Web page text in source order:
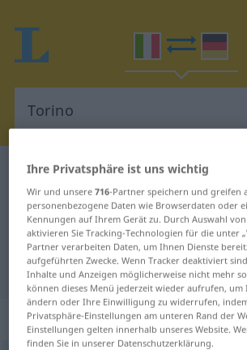
Italienisch-Deutsch Wörterbuch
Italienisch-Deutsch
für "Torino"
"Torino" Deutsch
„Torino“: femminile
Ihre Privatsphäre ist uns wichtig
Wir und unsere716-Partner speichern und greifen
personenbezogene Daten wie Browserdaten oder
Kennungen auf Ihrem Gerät zu. Durch Auswahl
aktivieren Sie Tracking-Technologien für die unter
Partner verarbeiten Daten, um Ihnen Dienste
aufgeführten Zwecke. Wenn Tracker deaktiviert
Inhalte und Anzeigen möglicherweise nicht mehr
können dieses Menü jederzeit wieder aufrufen, um
ändern oder Ihre Einwilligung zu widerrufen,
Privatsphäre-Einstellungen am unteren Rand der
Einstellungen gelten innerhalb unseres Website.
finden Sie in unserer Datenschutzerklärung.